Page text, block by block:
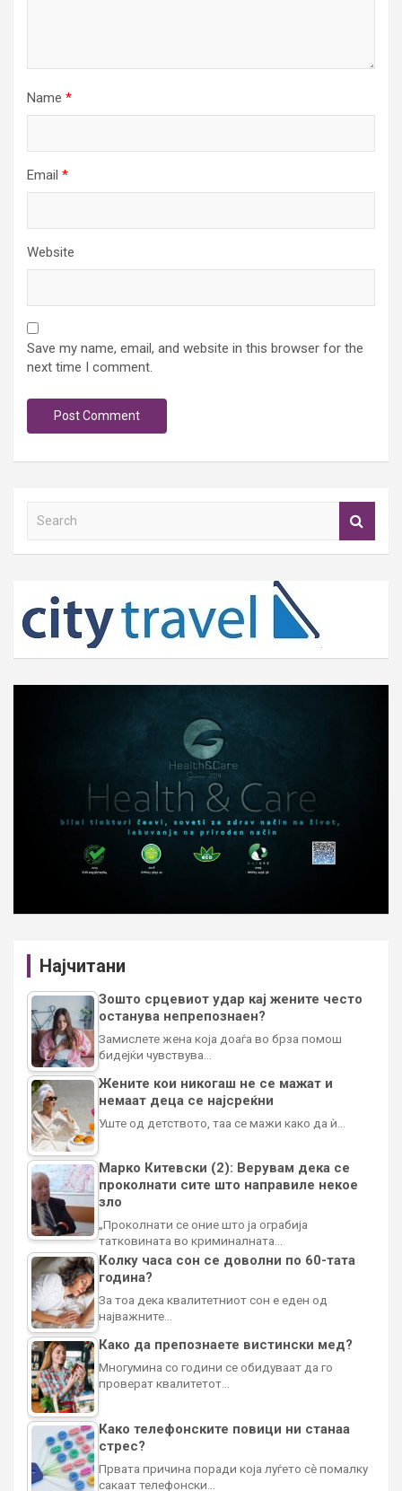
Name *
Email *
Website
Save my name, email, and website in this browser for the
next time I comment.
h
Најчитани
Зошто срцевиот удар кај жените често
останува непрепознаен?
Замислете жена која доаѓа во брза помош
бидејќи чувствува…
Жените кои никогаш не се мажат и
немаат деца се најсреќни
Уште од детството, таа се мажи како да ѝ…
Марко Китевски (2): Верувам дека се
проколнати сите што направиле некое
зло
„Проколнати се оние што ја ограбија
татковината во криминалната…
Колку часа сон се доволни по 60-тата
година?
За тоа дека квалитетниот сон е еден од
најважните…
Како да препознаете вистински мед?
Многумина со години се обидуваат да го
проверат квалитетот…
Како телефонските повици ни станаа
стрес?
Првата причина поради која луѓето сè помалку
сакаат телефонски…